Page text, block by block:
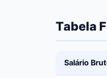
Tabela
Salário